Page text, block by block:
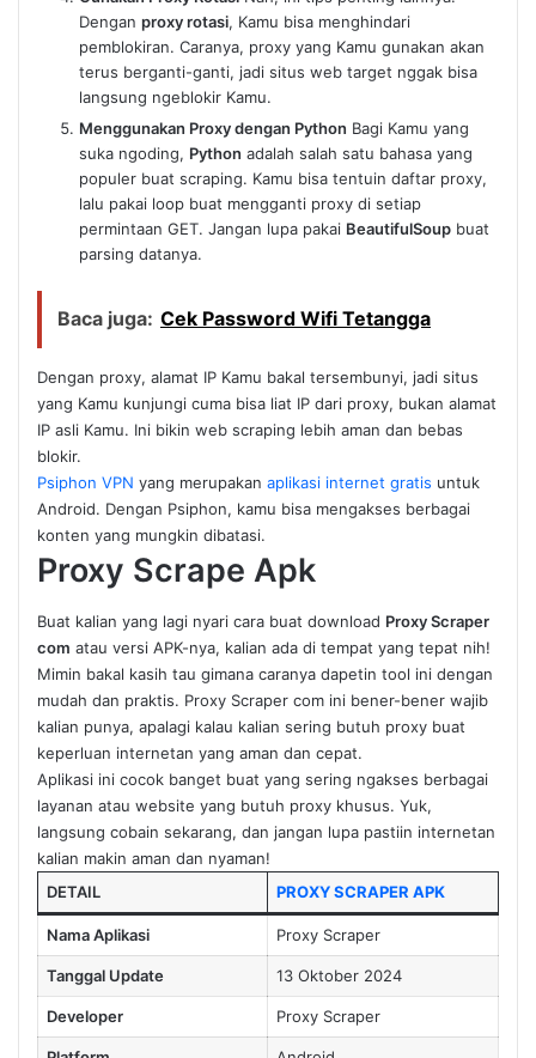
Dengan proxy rotasi, Kamu bisa menghindari
pemblokiran. Caranya, proxy yang Kamu gunakan akan
terus berganti-ganti, jadi situs web target nggak bisa
langsung ngeblokir Kamu.
Menggunakan Proxy dengan Python Bagi Kamu yang
suka ngoding, Python adalah salah satu bahasa yang
populer buat scraping. Kamu bisa tentuin daftar proxy,
lalu pakai loop buat mengganti proxy di setiap
permintaan GET. Jangan lupa pakai BeautifulSoup buat
parsing datanya.
Baca juga: Cek Password Wifi Tetangga
Dengan proxy, alamat IP Kamu bakal tersembunyi, jadi situs
yang Kamu kunjungi cuma bisa liat IP dari proxy, bukan alamat
IP asli Kamu. Ini bikin web scraping lebih aman dan bebas
blokir.
Psiphon VPN yang merupakan aplikasi internet gratis untuk
Android. Dengan Psiphon, kamu bisa mengakses berbagai
konten yang mungkin dibatasi.
Proxy Scrape Apk
Buat kalian yang lagi nyari cara buat download Proxy Scraper
com atau versi APK-nya, kalian ada di tempat yang tepat nih!
Mimin bakal kasih tau gimana caranya dapetin tool ini dengan
mudah dan praktis. Proxy Scraper com ini bener-bener wajib
kalian punya, apalagi kalau kalian sering butuh proxy buat
keperluan internetan yang aman dan cepat.
Aplikasi ini cocok banget buat yang sering ngakses berbagai
layanan atau website yang butuh proxy khusus. Yuk,
langsung cobain sekarang, dan jangan lupa pastiin internetan
kalian makin aman dan nyaman!
DETAIL
PROXY SCRAPER APK
Nama Aplikasi Proxy Scraper
Tanggal Update 13 Oktober 2024
Developer Proxy Scraper